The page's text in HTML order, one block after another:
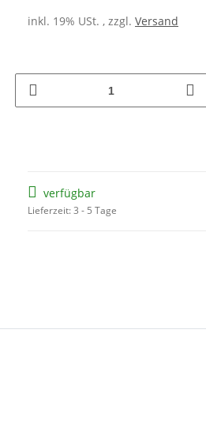
inkl. 19% USt. , zzgl. Versand
verfügbar
Lieferzeit: 3 - 5 Tage